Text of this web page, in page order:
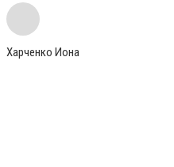
Харченко Иона